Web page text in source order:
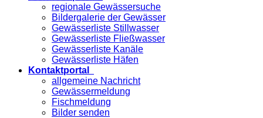
regionale Gewässersuche
Bildergalerie der Gewässer
Gewässerliste Stillwasser
Gewässerliste Fließwasser
Gewässerliste Kanäle
Gewässerliste Häfen
Kontaktportal
allgemeine Nachricht
Gewässermeldung
Fischmeldung
Bilder senden